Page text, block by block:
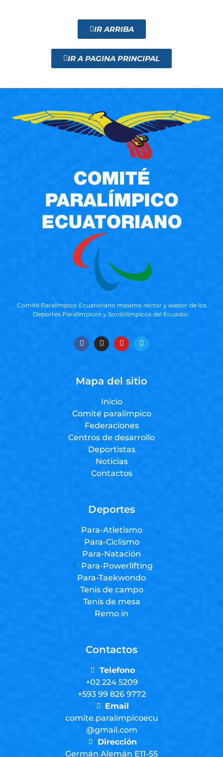
IR ARRIBA
IR A PAGINA PRINCIPAL
Comité Paralímpico Ecuatoriano máximo rector y asesor de los
Deportes Paralímpicos y Sordolímpicos del Ecuador.
Mapa del sitio
Inicio
Comité paralímpico
Federaciones
Centros de desarrollo
Deportistas
Noticias
Contactos
Deportes
Para-Atletismo
Para-Ciclismo
Para-Natación
Para-Powerlifting
Para-Taekwondo
Tenis de campo
Tenis de mesa
Remo in
Contactos
Telefono
+02 224 5209
+593 99 826 9772
Email
comite.paralimpicoecu
@gmail.com
Dirección
Germán Alemán E11-55